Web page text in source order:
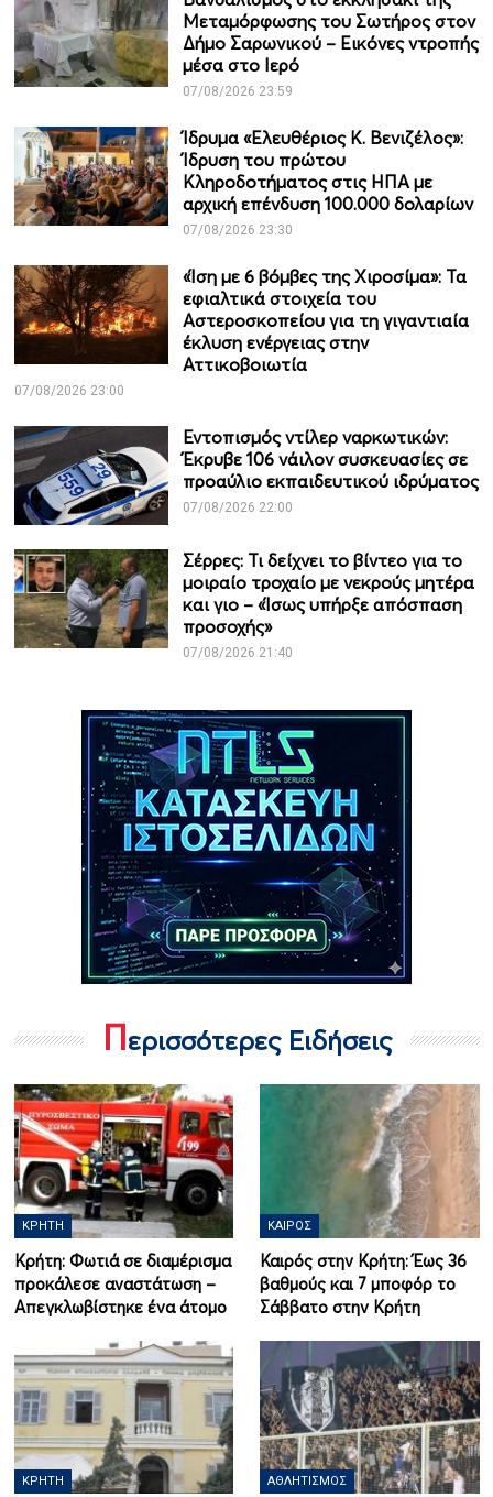
Μεταμόρφωσης του Σωτήρος στον
Δήμο Σαρωνικού – Εικόνες ντροπής
μέσα στο Ιερό
07/08/2026 23:59
Ίδρυμα «Ελευθέριος Κ. Βενιζέλος»:
Ίδρυση του πρώτου
Κληροδοτήματος στις ΗΠΑ με
αρχική επένδυση 100.000 δολαρίων
07/08/2026 23:30
«Ίση με 6 βόμβες της Χιροσίμα»: Τα
εφιαλτικά στοιχεία του
Αστεροσκοπείου για τη γιγαντιαία
έκλυση ενέργειας στην
Αττικοβοιωτία
07/08/2026 23:00
Εντοπισμός ντίλερ ναρκωτικών:
Έκρυβε 106 νάιλον συσκευασίες σε
προαύλιο εκπαιδευτικού ιδρύματος
07/08/2026 22:00
Σέρρες: Τι δείχνει το βίντεο για το
μοιραίο τροχαίο με νεκρούς μητέρα
και γιο – «Ίσως υπήρξε απόσπαση
προσοχής»
07/08/2026 21:40
Περισσότερες Ειδήσεις
ΚΡΉΤΗ
Κρήτη: Φωτιά σε διαμέρισμα
προκάλεσε αναστάτωση –
Απεγκλωβίστηκε ένα άτομο
ΚΑΙΡΌΣ
Καιρός στην Κρήτη: Έως 36
βαθμούς και 7 μποφόρ το
Σάββατο στην Κρήτη
ΚΡΉΤΗ ΑΘΛΗΤΙΣΜΌΣ